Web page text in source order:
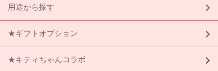
用途から探す
★ギフトオプション
★キティちゃんコラボ